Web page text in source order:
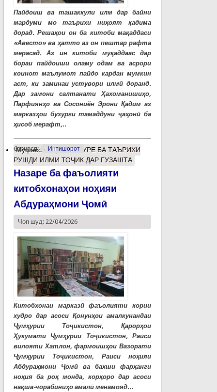
Пайдоиш ва ташаккули илм дар байни
мардуми мо таърихи ниҳоят қадима
дорад. Решаҳои он ба китоби мақаддаси
«Авесто» ва ҳатто аз он пештар рафта
мерасад. Аз ин китоби муқаддаас дар
бораи пайдоиши оламу одам ва асрори
коинот маълумот пайдо кардан мумкин
аст, ки заминаи устувори илмӣ доранд.
Дар замони салтанати Ҳахоманишиҳо,
Парфиянҳо ва Сосониён Эрони Қадим аз
марказҳои бузурги тамаддуни ҷаҳонӣ ба
ҳисоб мерафт,..
барчасп: Интишорот
Муфассалтаро МУРУРЕ БА ТАЪРИХИ
РУШДИ ИЛМИ ТОҶИК ДАР ГУЗАШТА
Назаре ба фаъолияти
китобхонаҳои ноҳияи
Абдураҳмони Ҷомӣ
Чоп шуд: 22/04/2026
Китобхонаи марказӣ фаъолияти кории
худро дар асоси Қонунҳои амалкунандаи
Ҷумҳурии Тоҷикистон, Қарорҳои
Ҳукумати Ҷумҳурии Тоҷикистон, Раиси
вилояти Хатлон, фармоишҳои Вазорати
Ҷумҳурии Тоҷикистон, Раиси ноҳияи
Абдураҳмони Ҷомӣ ва бахши фарҳанги
ноҳия ба роҳ монда, корҳоро дар асоси
нақша-чорабиниҳо амалӣ менамояд...